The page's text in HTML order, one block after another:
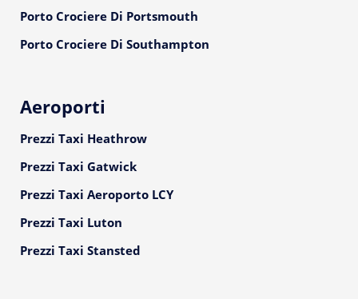
Porto Crociere Di Portsmouth
Porto Crociere Di Southampton
Aeroporti
Prezzi Taxi Heathrow
Prezzi Taxi Gatwick
Prezzi Taxi Aeroporto LCY
Prezzi Taxi Luton
Prezzi Taxi Stansted